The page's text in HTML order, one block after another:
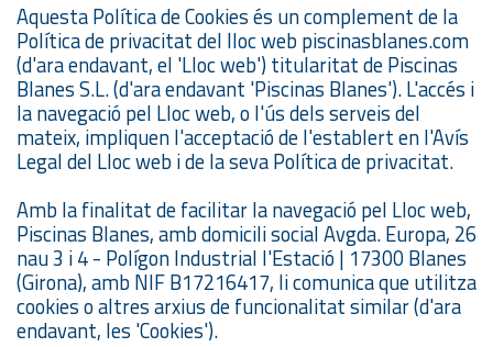
Aquesta Política de Cookies és un complement de la
Política de privacitat del lloc web piscinasblanes.com
(d'ara endavant, el 'Lloc web') titularitat de Piscinas
Blanes S.L. (d'ara endavant 'Piscinas Blanes'). L'accés i
la navegació pel Lloc web, o l'ús dels serveis del
mateix, impliquen l'acceptació de l'establert en l'Avís
Legal del Lloc web i de la seva Política de privacitat.
Amb la finalitat de facilitar la navegació pel Lloc web,
Piscinas Blanes, amb domicili social Avgda. Europa, 26
nau 3 i 4 - Polígon Industrial l'Estació | 17300 Blanes
(Girona), amb NIF B17216417, li comunica que utilitza
cookies o altres arxius de funcionalitat similar (d'ara
endavant, les 'Cookies').